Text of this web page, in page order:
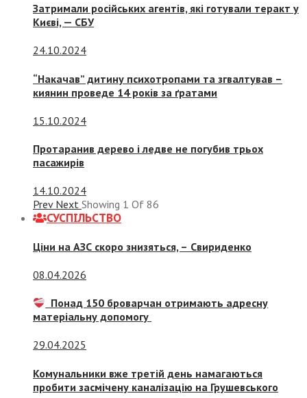
Затримали російських агентів, які готували теракт у
Києві, — СБУ
24.10.2024
“Накачав” дитину психотропами та згвалтував –
киянин проведе 14 років за ґратами
15.10.2024
Протаранив дерево і ледве не погубив трьох
пасажирів
14.10.2024
Prev Next Showing 1 Of 86
СУСПIЛЬСТВО
Ціни на АЗС скоро знизяться, – Свириденко
08.04.2026
Понад 150 броварчан отримають адресну
матеріальну допомогу
29.04.2025
Комунальники вже третій день намагаються
пробити засмічену каналізацію на Грушевського